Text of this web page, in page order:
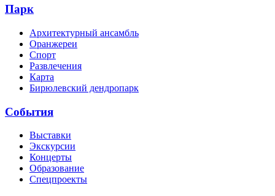
Парк
Архитектурный ансамбль
Оранжереи
Спорт
Развлечения
Карта
Бирюлевский дендропарк
События
Выставки
Экскурсии
Концерты
Образование
Спецпроекты